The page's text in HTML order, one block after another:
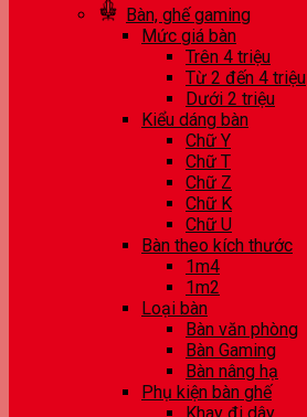
Bàn, ghế gaming
Mức giá bàn
Trên 4 triệu
Từ 2 đến 4 triệu
Dưới 2 triệu
Kiểu dáng bàn
Chữ Y
Chữ T
Chữ Z
Chữ K
Chữ U
Bàn theo kích thước
1m4
1m2
Loại bàn
Bàn văn phòng
Bàn Gaming
Bàn nâng hạ
Phụ kiện bàn ghế